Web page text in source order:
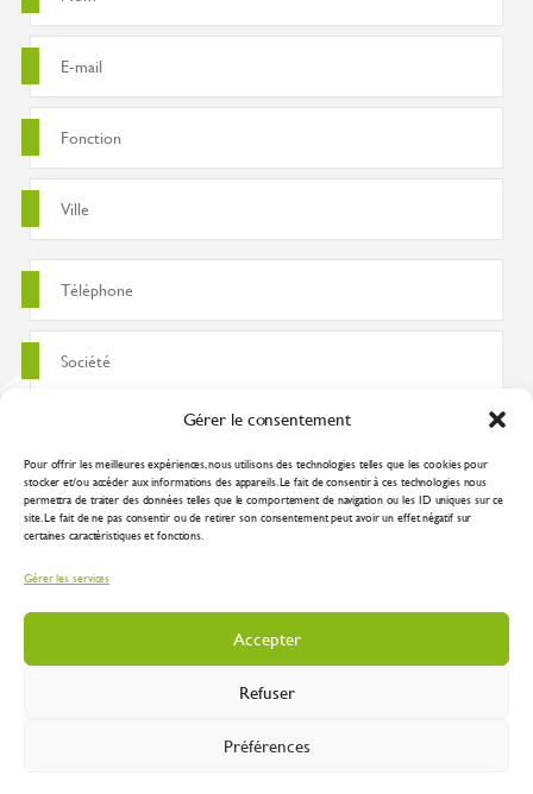
Gérer le consentement
Pour offrir les meilleures expériences, nous utilisons des technologies telles que les cookies pour
stocker et/ou accéder aux informations des appareils. Le fait de consentir à ces technologies nous
permettra de traiter des données telles que le comportement de navigation ou les ID uniques sur ce
site. Le fait de ne pas consentir ou de retirer son consentement peut avoir un effet négatif sur
certaines caractéristiques et fonctions.
Gérer les services
Accepter
Refuser
Préférences
J'accepte que ces données soient utilisées pour traiter ma demande